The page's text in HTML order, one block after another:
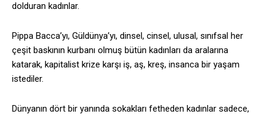
dolduran kadınlar.
Pippa Bacca’yı, Güldünya’yı, dinsel, cinsel, ulusal, sınıfsal her
çeşit baskının kurbanı olmuş bütün kadınları da aralarına
katarak, kapitalist krize karşı iş, aş, kreş, insanca bir yaşam
istediler.
Dünyanın dört bir yanında sokakları fetheden kadınlar sadece,